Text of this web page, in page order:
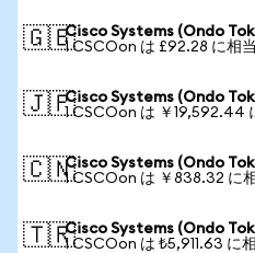
🇬🇧Cisco Systems (Ondo
1 CSCOon は £92.28 に相当
🇯🇵Cisco Systems (Ondo
1 CSCOon は ￥19,592.44
🇨🇳Cisco Systems (Ondo
1 CSCOon は ￥838.32 に
🇹🇷Cisco Systems (Ondo
1 CSCOon は ₺5,911.63 に